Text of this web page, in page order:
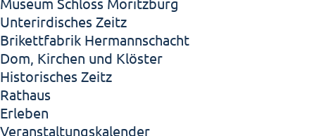
Unterirdisches Zeitz
Brikettfabrik Hermannschacht
Dom, Kirchen und Klöster
Historisches Zeitz
Rathaus
Erleben
Veranstaltungskalender